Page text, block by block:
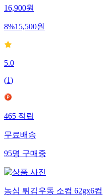
16,900원
8%15,500원
5.0
(1)
465 적립
무료배송
95명 구매중
농심 튀김우동 소컵 62gx6컵